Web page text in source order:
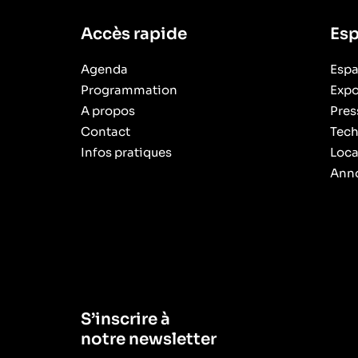
Accès rapide
Agenda
Programmation
A propos
Contact
Infos pratiques
S’inscrire à
notre newsletter